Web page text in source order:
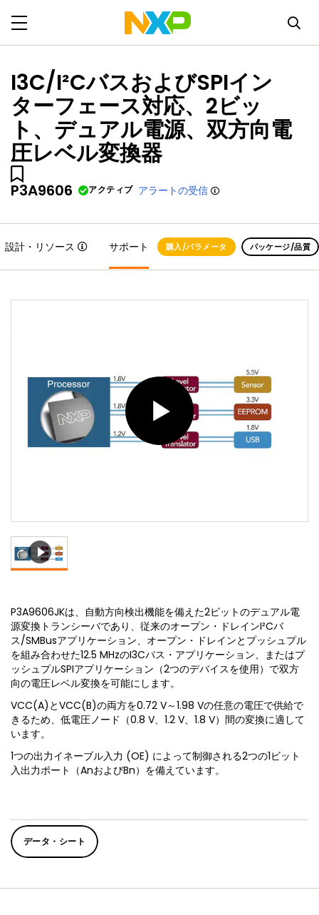
I3C/I²CバスおよびSPIイン
ターフェース対応、2ビッ
ト、デュアル電源、双方向電
圧レベル変換器
P3A9606 アクティブ アラートの受信
設計・リソース サポート 購入/パラメータ パッケージ/品質
P3A9606JKは、自動方向検出機能を備えた2ビットのデュアル電
源変換トランシーバであり、従来のオープン・ドレインI²Cバ
ス/SMBusアプリケーション、オープン・ドレインとプッシュプル
を組み合わせた12.5 MHzのI3Cバス・アプリケーション、またはプ
ッシュプルSPIアプリケーション（2つのデバイスを使用）で双方
向の電圧レベル変換を可能にします。
VCC(A)とVCC(B)の両方を0.72 V～1.98 Vの任意の電圧で供給で
きるため、低電圧ノード（0.8 V、1.2 V、1.8 V）間の変換に適して
います。
1つの出力イネーブル入力 (OE) によって制御される2つの1ビット
入出力ポート（AnおよびBn）を備えています。
データ・シート